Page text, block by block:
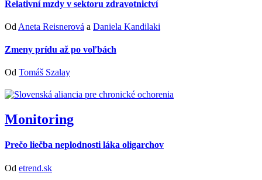
Relativní mzdy v sektoru zdravotnictví
Od Aneta Reisnerová a Daniela Kandilaki
Zmeny prídu až po voľbách
Od Tomáš Szalay
Monitoring
Prečo liečba neplodnosti láka oligarchov
Od etrend.sk